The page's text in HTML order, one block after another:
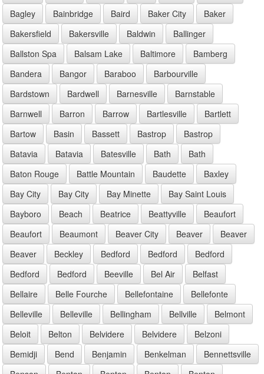
Bagley
Bainbridge Baird Baker City
Baker
Bakersfield
Bakersville Baldwin
Ballinger
Ballston Spa
Balsam Lake Baltimore
Bamberg
Bandera
Bangor Baraboo
Barbourville
Bardstown
Bardwell Barnesville
Barnstable
Barnwell
Barron Barrow Bartlesville
Bartlett
Bartow
Basin Bassett Bastrop
Bastrop
Batavia
Batavia Batesville Bath
Bath
Baton Rouge
Battle Mountain Baudette
Baxley
Bay City
Bay City Bay Minette
Bay Saint Louis
Bayboro
Beach Beatrice Beattyville
Beaufort
Beaufort
Beaumont Beaver City Beaver
Beaver
Beaver
Beckley Bedford Bedford
Bedford
Bedford
Bedford Beeville Bel Air
Belfast
Bellaire
Belle Fourche Bellefontaine
Bellefonte
Belleville
Belleville Bellingham Bellville
Belmont
Beloit
Belton Belvidere Belvidere
Belzoni
Bemidji
Bend Benjamin Benkelman
Bennettsville